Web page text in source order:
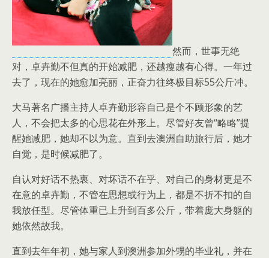
然而，世事无绝
对，卓卉勤不但真的开始减肥，还越瘦越有心得。一年过
去了，现在的她愈加亮丽，正奋力往终极目标55公斤冲。
大马著名广播主持人卓卉勤形容自己是个不顾形象的艺
人，不会把太多的心思花在外形上。尽管好友曾“略略”提
醒她减肥，她却不以为意。直到去澳洲自助旅行后，她才
自觉，是时候减肥了。
自认对好话不热衷、对坏话不在乎、对自己的身材更是不
在意的卓卉勤，不管在思想或行为上，都是不折不扣的自
我放任型。尽管体重已上升到百多公斤，带着庞大身躯的
她依然故我。
直到去年年初，她与家人到澳洲参加外甥的毕业礼，并在